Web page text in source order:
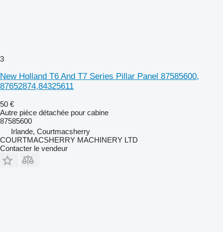
3
New Holland T6 And T7 Series Pillar Panel 87585600,
87652874,84325611
50 €
Autre pièce détachée pour cabine
87585600
Irlande, Courtmacsherry
COURTMACSHERRY MACHINERY LTD
Contacter le vendeur